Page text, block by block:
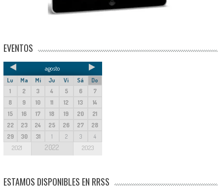
EVENTOS
agosto
Lu Ma Mi Ju Vi Sá
Do
1
2 3 4 5 6
7
8
9 10 11 12 13
14
15
16 17 18 19 20
21
22
23 24 25 26 27
28
29
30 31 1 2 3 4
2021 2022 2023
ESTAMOS DISPONIBLES EN RRSS